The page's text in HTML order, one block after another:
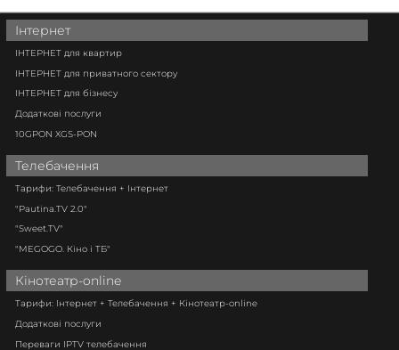
Інтернет
ІНТЕРНЕТ для квартир
ІНТЕРНЕТ для приватного сектору
ІНТЕРНЕТ для бізнесу
Додаткові послуги
10GPON XGS-PON
Телебачення
Тарифи: Телебачення + Інтернет
"Pautina.TV 2.0"
"Sweet.TV"
"MEGOGO. Кіно і ТБ"
Кінотеатр-online
Тарифи: Інтернет + Телебачення + Кінотеатр-online
Додаткові послуги
Переваги IPTV телебачення